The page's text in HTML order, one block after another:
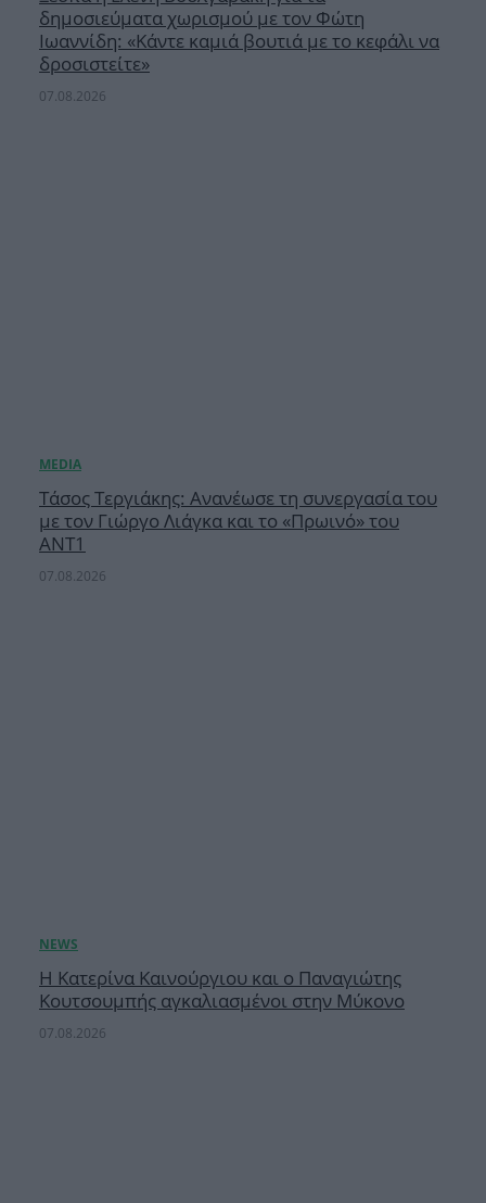
δημοσιεύματα χωρισμού με τον Φώτη
Ιωαννίδη: «Κάντε καμιά βουτιά με το κεφάλι να
δροσιστείτε»
07.08.2026
Τάσος Τεργιάκης: Ανανέωσε τη συνεργασία του
με τον Γιώργο Λιάγκα και το «Πρωινό» του
ΑΝΤ1
07.08.2026
Η Κατερίνα Καινούργιου και ο Παναγιώτης
Κουτσουμπής αγκαλιασμένοι στην Μύκονο
07.08.2026